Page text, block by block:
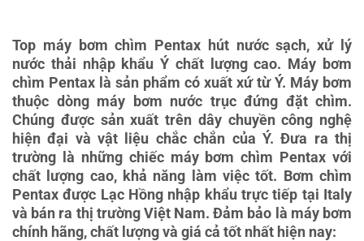
Top máy bơm chìm Pentax hút nước sạch, xử lý
nước thải nhập khẩu Ý chất lượng cao. Máy bơm
chìm Pentax là sản phẩm có xuất xứ từ Ý. Máy bơm
thuộc dòng máy bơm nước trục đứng đặt chìm.
Chúng được sản xuất trên dây chuyền công nghệ
hiện đại và vật liệu chắc chắn của Ý. Đưa ra thị
trường là những chiếc máy bơm chìm Pentax với
chất lượng cao, khả năng làm việc tốt. Bơm chìm
Pentax được Lạc Hồng nhập khẩu trực tiếp tại Italy
và bán ra thị trường Việt Nam. Đảm bảo là máy bơm
chính hãng, chất lượng và giá cả tốt nhất hiện nay: